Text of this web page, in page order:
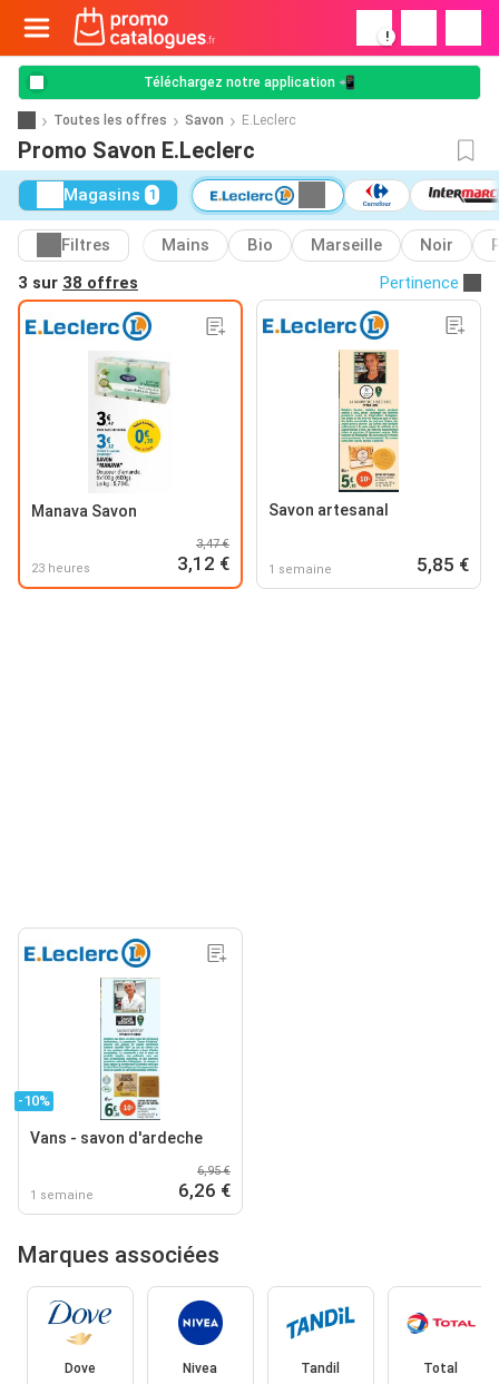
!
Téléchargez notre application 📲
Toutes les offres Savon E.Leclerc
Promo Savon E.Leclerc
Magasins 1
Filtres Mains Bio Marseille Noir
3 sur 38 offres Pertinence
Manava Savon
23 heures
3,47 €
3,12 €
Savon artesanal
1 semaine 5,85 €
-10%
Vans - savon d'ardeche
1 semaine
6,95 €
6,26 €
Marques associées
Dove Nivea Tandil Total